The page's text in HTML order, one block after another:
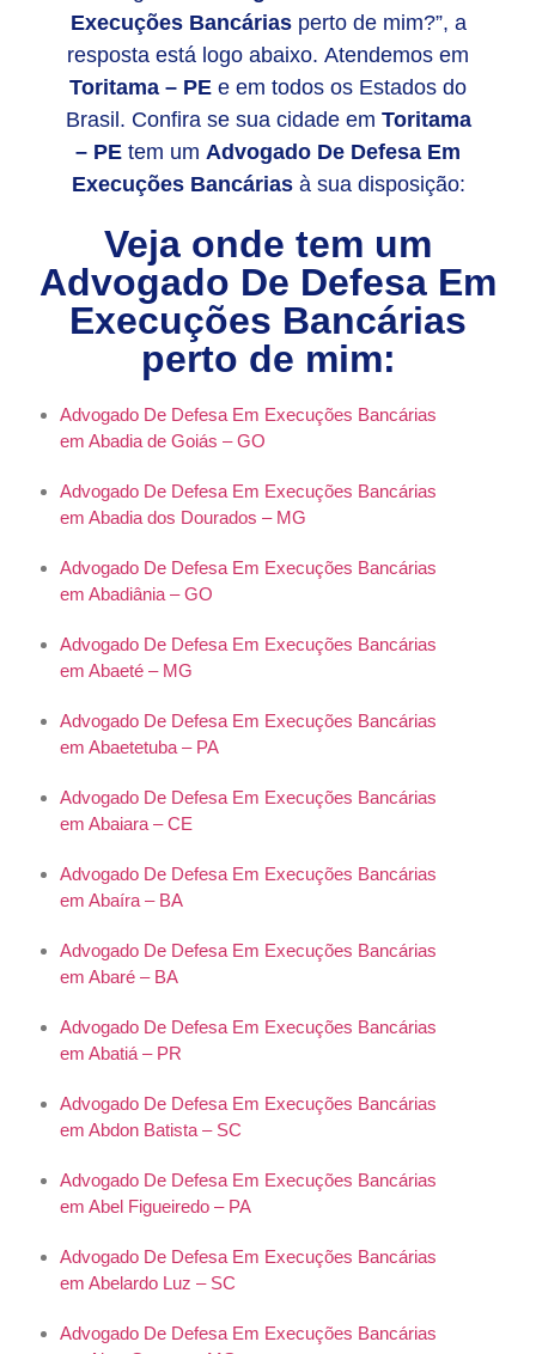
Execuções Bancáriasperto de mim?”, a
resposta está logo abaixo. Atendemos em
Toritama – PE e em todos os Estados do
Brasil. Confira se sua cidade em Toritama
– PE tem um Advogado De Defesa Em
Execuções Bancáriasà sua disposição:
Veja onde tem um
Advogado De Defesa Em
Execuções Bancárias
perto de mim:
Advogado De Defesa Em Execuções Bancárias
em Abadia de Goiás – GO
Advogado De Defesa Em Execuções Bancárias
em Abadia dos Dourados – MG
Advogado De Defesa Em Execuções Bancárias
em Abadiânia – GO
Advogado De Defesa Em Execuções Bancárias
em Abaeté – MG
Advogado De Defesa Em Execuções Bancárias
em Abaetetuba – PA
Advogado De Defesa Em Execuções Bancárias
em Abaiara – CE
Advogado De Defesa Em Execuções Bancárias
em Abaíra – BA
Advogado De Defesa Em Execuções Bancárias
em Abaré – BA
Advogado De Defesa Em Execuções Bancárias
em Abatiá – PR
Advogado De Defesa Em Execuções Bancárias
em Abdon Batista – SC
Advogado De Defesa Em Execuções Bancárias
em Abel Figueiredo – PA
Advogado De Defesa Em Execuções Bancárias
em Abelardo Luz – SC
Advogado De Defesa Em Execuções Bancárias